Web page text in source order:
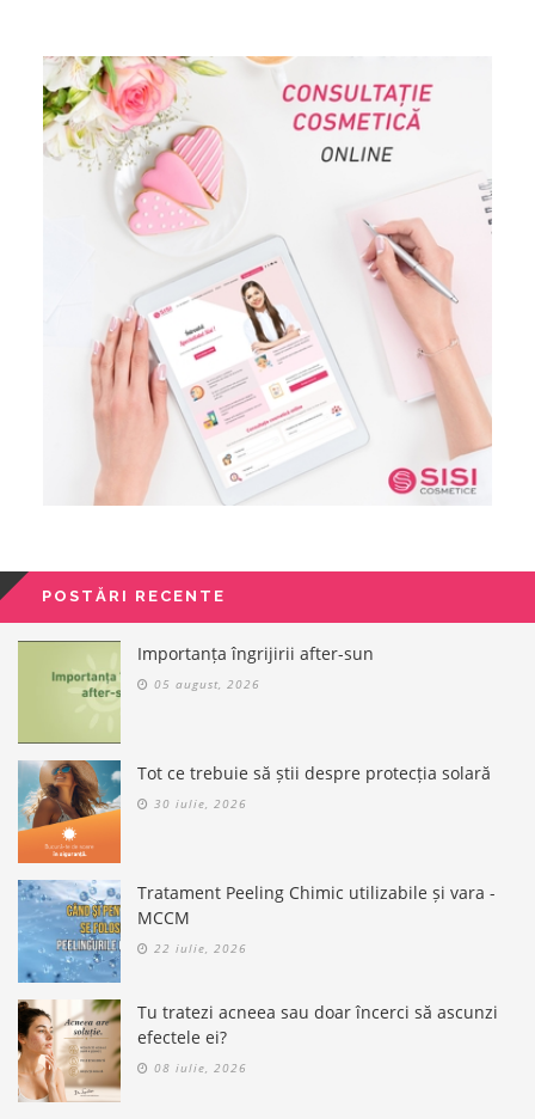
POSTĂRI RECENTE
Importanța îngrijirii after-sun
05 august, 2026
Tot ce trebuie să știi despre protecția solară
30 iulie, 2026
Tratament Peeling Chimic utilizabile și vara -
MCCM
22 iulie, 2026
Tu tratezi acneea sau doar încerci să ascunzi
efectele ei?
08 iulie, 2026